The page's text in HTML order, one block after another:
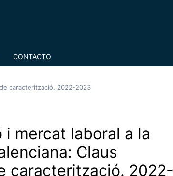
CONTACTO
caracterització. 2022-2023
mercat laboral a la
Claus
caracterització. 2022-